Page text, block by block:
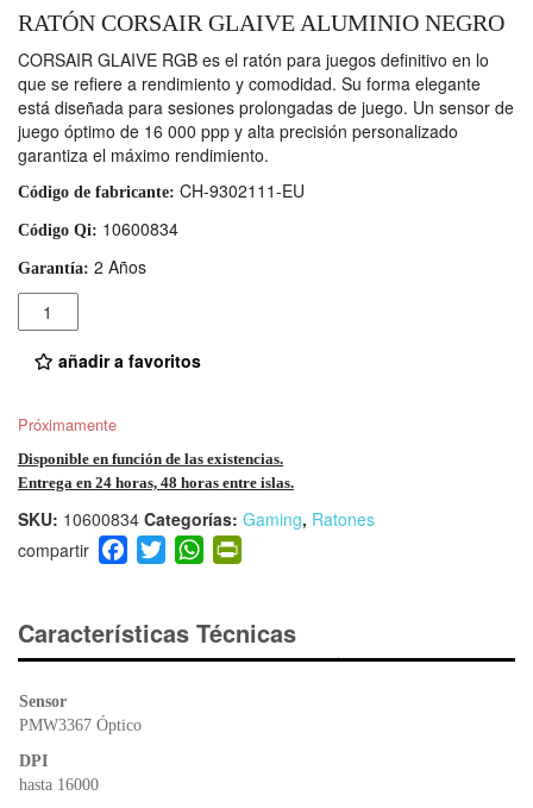
RATÓN CORSAIR GLAIVE ALUMINIO NEGRO
CORSAIR GLAIVE RGB es el ratón para juegos definitivo en lo
que se refiere a rendimiento y comodidad. Su forma elegante
está diseñada para sesiones prolongadas de juego. Un sensor de
juego óptimo de 16 000 ppp y alta precisión personalizado
garantiza el máximo rendimiento.
Código de fabricante: CH-9302111-EU
Código Qi: 10600834
Garantía: 2 Años
Cantidad
añadir a favoritos
Próximamente
Disponible en función de las existencias.
Entrega en 24 horas, 48 horas entre islas.
SKU: 10600834 Categorías: Gaming, Ratones
F
a
e
b
o
T
wi
er
W
h
s
A
ri
e
Características Técnicas
Sensor
PMW3367 Óptico
DPI
hasta 16000